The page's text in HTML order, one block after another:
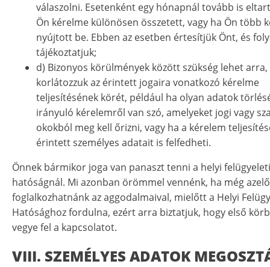
válaszolni. Esetenként egy hónapnál tovább is
Ön kérelme különösen összetett, vagy ha Ön több
nyújtott be. Ebben az esetben értesítjük Önt, és
tájékoztatjuk;
d) Bizonyos körülmények között szükség lehet
korlátozzuk az érintett jogaira vonatkozó kérelme
teljesítésének körét, például ha olyan adatok
irányuló kérelemről van szó, amelyeket jogi vagy
okokból meg kell őrizni, vagy ha a kérelem
érintett személyes adatait is felfedheti.
Önnek bármikor joga van panaszt tenni a helyi felügyeleti
hatóságnál. Mi azonban örömmel vennénk, ha még
foglalkozhatnánk az aggodalmaival, mielőtt a Helyi
Hatósághoz fordulna, ezért arra biztatjuk, hogy első
vegye fel a kapcsolatot.
VIII. SZEMÉLYES ADATOK